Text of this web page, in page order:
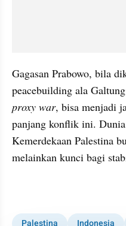
Gagasan Prabowo, bila
proxy war, bisa menjadi
panjang konflik ini.
Kemerdekaan Palestina
melainkan kunci bagi
Palestina Indonesia